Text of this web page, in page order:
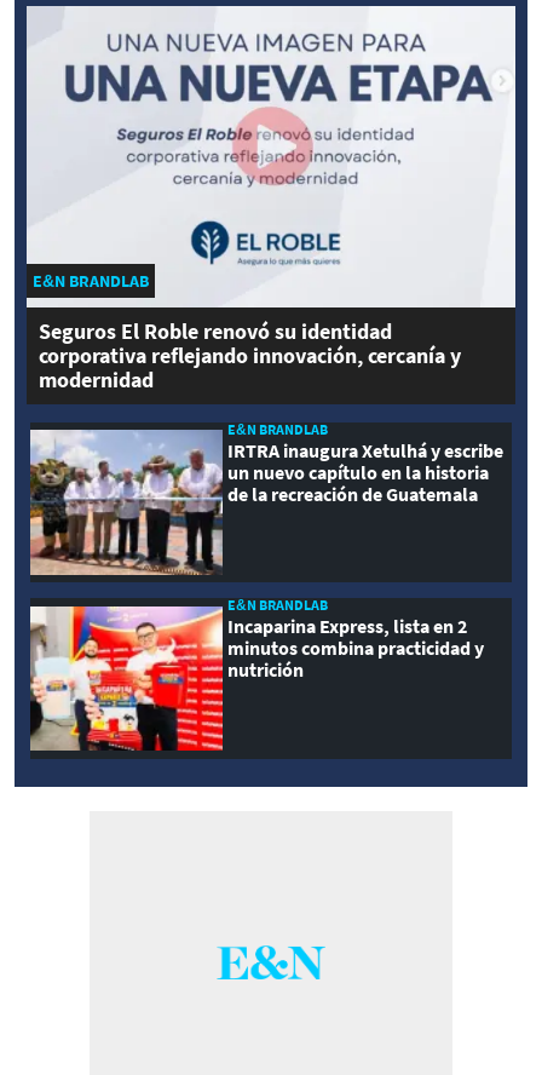
E&N BRANDLAB
Seguros El Roble renovó su identidad
corporativa reflejando innovación, cercanía y
modernidad
E&N BRANDLAB
IRTRA inaugura Xetulhá y escribe
un nuevo capítulo en la historia
de la recreación de Guatemala
E&N BRANDLAB
Incaparina Express, lista en 2
minutos combina practicidad y
nutrición